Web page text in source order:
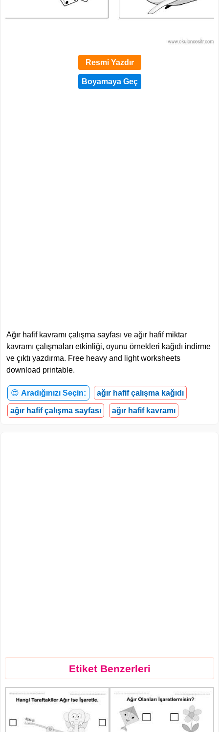
Resmi Yazdır
Ağır hafif kavramı çalışma sayfası ve ağır hafif miktar
kavramı çalışmaları etkinliği, oyunu örnekleri kağıdı indirme
ve çıktı yazdırma. Free heavy and light worksheets
download printable.
😍 Aradığınızı Seçin: ağır hafif çalışma kağıdı
ağır hafif çalışma sayfası ağır hafif kavramı
Etiket Benzerleri